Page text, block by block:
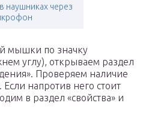
наушниках через
мышки по значку
углу), открываем раздел
Проверяем наличие
Если напротив него стоит
в раздел «свойства» и